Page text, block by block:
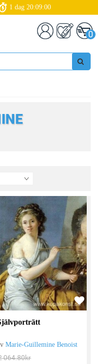
1 dag 20:09:00
0
Marie-Guillemine Benoist
064.80kr